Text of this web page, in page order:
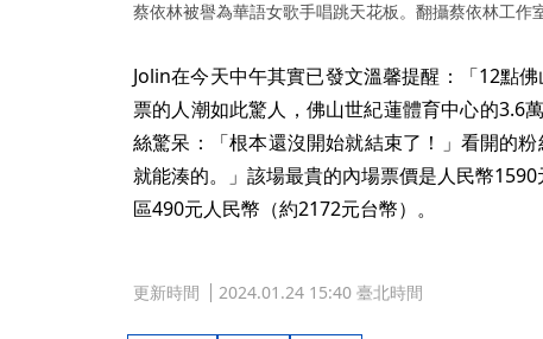
蔡依林被譽為華語女歌手唱跳天花板。翻攝蔡依林工作
Jolin在今天中午其實已發文溫馨提醒：「12點
票的人潮如此驚人，佛山世紀蓮體育中心的3.6
絲驚呆：「根本還沒開始就結束了！」看開的
就能湊的。」該場最貴的內場票價是人民幣
區490元人民幣（約2172元台幣）。
更新時間 2024.01.24 15:40 臺北時間